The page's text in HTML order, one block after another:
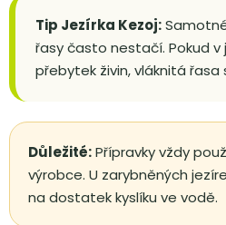
Tip Jezírka Kezoj:
řasy často nestačí. Pokud v
přebytek živin, vláknitá řasa
Důležité:Přípravky vždy
výrobce. U zarybněných
na dostatek kyslíku ve vodě.